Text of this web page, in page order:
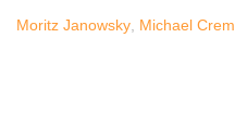
Moritz Janowsky Michael